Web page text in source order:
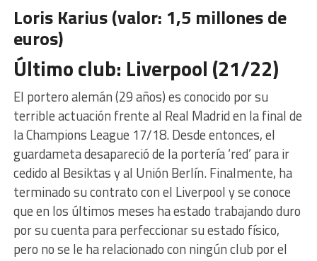
Loris Karius (valor: 1,5 millones de
euros)
Último club: Liverpool (21/22)
El portero alemán (29 años) es conocido por su
terrible actuación frente al Real Madrid en la final de
la Champions League 17/18. Desde entonces, el
guardameta desapareció de la portería ‘red’ para ir
cedido al Besiktas y al Unión Berlín. Finalmente, ha
terminado su contrato con el Liverpool y se conoce
que en los últimos meses ha estado trabajando duro
por su cuenta para perfeccionar su estado físico,
pero no se le ha relacionado con ningún club por el